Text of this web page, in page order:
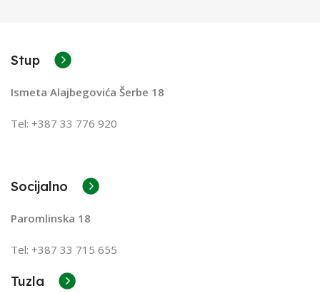
Stup
Ismeta Alajbegovića Šerbe 18
Tel: +387 33 776 920
Socijalno
Paromlinska 18
Tel: +387 33 715 655
Tuzla